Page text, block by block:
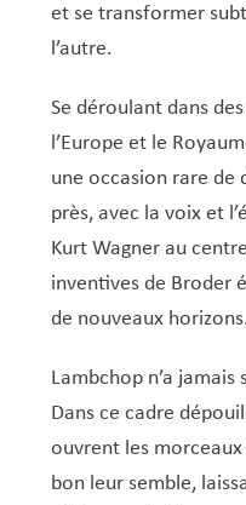
Musée municipal
Service national de
Service écologique –
Subsides et aides
Vélo
Zones 20 & 30
Réserve naturelle
Sentier narratif
Urban Garden
Vergers publics
Service logement
Pacte Logement 2.0
PAG (Plan
PAP QE (Plan
Existants »)
PAP NQ (Plan
Quartier »)
PAP approuvés
PAG/PAP QE –
PAP NQ
PAP QE
Projets à venir
Shared space
et se transformer
l’autre.
Se déroulant dans
l’Europe et le
une occasion rare de
près, avec la voix et
Kurt Wagner au
inventives de Broder
de nouveaux
Lambchop n’a
Dans ce cadre
ouvrent les
bon leur semble,